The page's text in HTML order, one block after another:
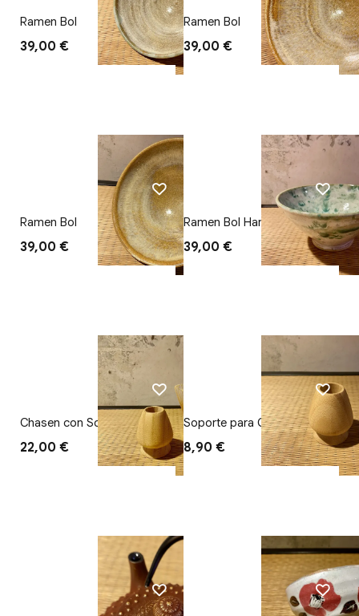
Ramen Bol
39,00 €
Ramen Bol
39,00 €
Ramen Bol
39,00 €
Ramen Bol Haru
39,00 €
Chasen con Soporte de
Chasen (Set)
22,00 €
Soporte para Chasen
8,90 €